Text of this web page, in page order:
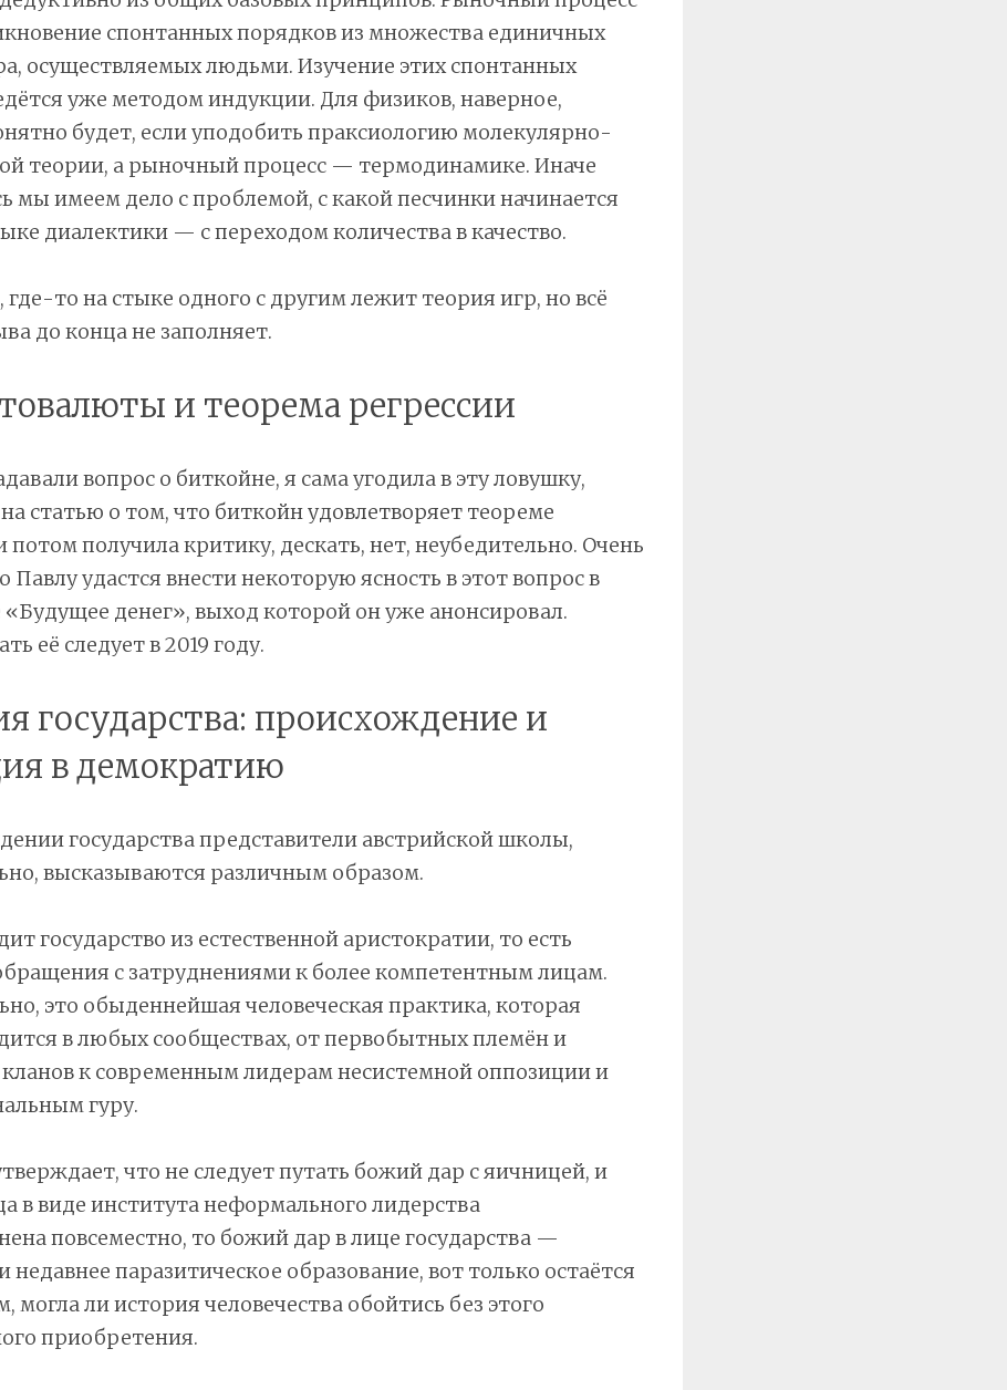
спонтанных порядков из множества единичных
осуществляемых людьми. Изучение этих спонтанных
уже методом индукции. Для физиков, наверное,
будет, если уподобить праксиологию молекулярно-
теории, а рыночный процесс — термодинамике. Иначе
мы имеем дело с проблемой, с какой песчинки начинается
диалектики — с переходом количества в качество.
то на стыке одного с другим лежит теория игр, но всё
до конца не заполняет.
и теорема регрессии
вопрос о биткойне, я сама угодила в эту ловушку,
статью о том, что биткойн удовлетворяет теореме
потом получила критику, дескать, нет, неубедительно. Очень
Павлу удастся внести некоторую ясность в этот вопрос в
«Будущее денег», выход которой он уже анонсировал.
её следует в 2019 году.
государства: происхождение и
в демократию
государства представители австрийской школы,
высказываются различным образом.
государство из естественной аристократии, то есть
с затруднениями к более компетентным лицам.
это обыденнейшая человеческая практика, которая
в любых сообществах, от первобытных племён и
к современным лидерам несистемной оппозиции и
гуру.
что не следует путать божий дар с яичницей, и
в виде института неформального лидерства
повсеместно, то божий дар в лице государства —
недавнее паразитическое образование, вот только остаётся
могла ли история человечества обойтись без этого
приобретения.